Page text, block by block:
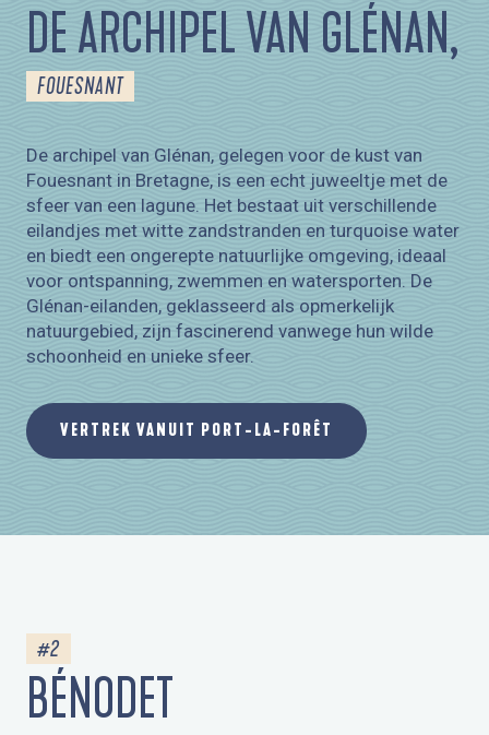
DE ARCHIPEL VAN GLÉNAN,
FOUESNANT
De archipel van Glénan, gelegen voor de kust van
Fouesnant in Bretagne, is een echt juweeltje met de
sfeer van een lagune. Het bestaat uit verschillende
eilandjes met witte zandstranden en turquoise water
en biedt een ongerepte natuurlijke omgeving, ideaal
voor ontspanning, zwemmen en watersporten. De
Glénan-eilanden, geklasseerd als opmerkelijk
natuurgebied, zijn fascinerend vanwege hun wilde
schoonheid en unieke sfeer.
VERTREK VANUIT PORT-LA-FORÊT
#2
BÉNODET